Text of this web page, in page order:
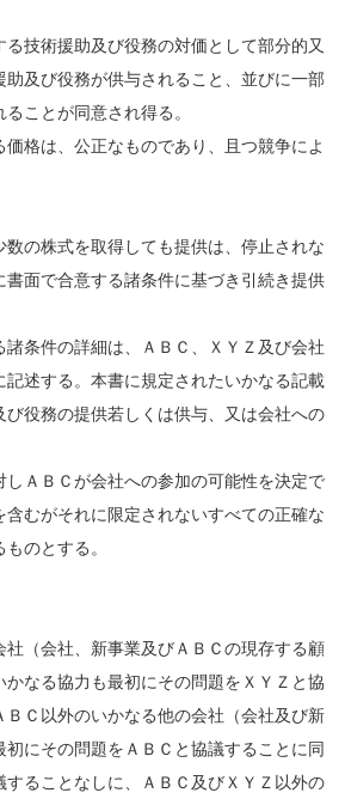
技術援助及び役務の対価として部分的又
及び役務が供与されること、並びに一部
ことが同意され得る。
格は、公正なものであり、且つ競争によ
の株式を取得しても提供は、停止されな
面で合意する諸条件に基づき引続き提供
条件の詳細は、ＡＢＣ、ＸＹＺ及び会社
述する。本書に規定されたいかなる記載
役務の提供若しくは供与、又は会社への
ＡＢＣが会社への参加の可能性を決定で
むがそれに限定されないすべての正確な
のとする。
（会社、新事業及びＡＢＣの現存する顧
なる協力も最初にその問題をＸＹＺと協
Ｃ以外のいかなる他の会社（会社及び新
にその問題をＡＢＣと協議することに同
ることなしに、ＡＢＣ及びＸＹＺ以外の